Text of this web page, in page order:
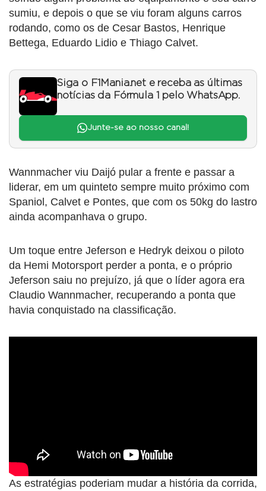
sumiu, e depois o que se viu foram alguns carros
rodando, como os de Cesar Bastos, Henrique
Bettega, Eduardo Lidio e Thiago Calvet.
Siga o F1Mania.net e receba as últimas
notícias da Fórmula 1 pelo WhatsApp.
Junte-se ao nosso canal!
Wannmacher viu Daijó pular a frente e passar a
liderar, em um quinteto sempre muito próximo com
Spaniol, Calvet e Pontes, que com os 50kg do lastro
ainda acompanhava o grupo.
Um toque entre Jeferson e Hedryk deixou o piloto
da Hemi Motorsport perder a ponta, e o próprio
Jeferson saiu no prejuízo, já que o líder agora era
Claudio Wannmacher, recuperando a ponta que
havia conquistado na classificação.
As estratégias poderiam mudar a história da corrida,